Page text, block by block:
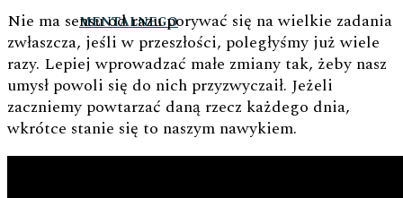
MENTALNEGO
Nie ma sensu od razu porywać się na wielkie zadania
zwłaszcza, jeśli w przeszłości, poległyśmy już wiele
razy. Lepiej wprowadzać małe zmiany tak, żeby nasz
umysł powoli się do nich przyzwyczaił. Jeżeli
zaczniemy powtarzać daną rzecz każdego dnia,
wkrótce stanie się to naszym nawykiem.